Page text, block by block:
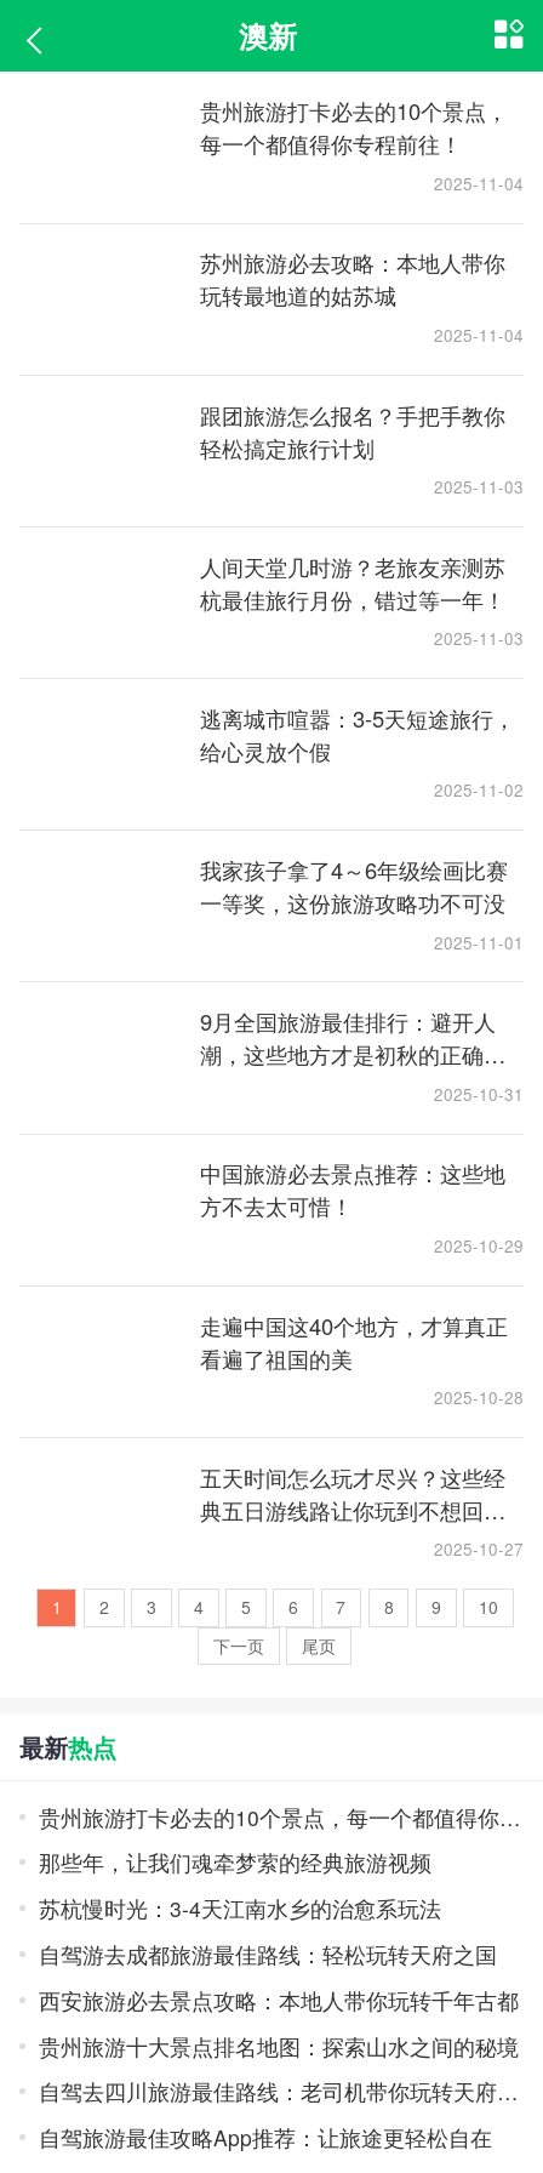
澳新
贵州旅游打卡必去的10个景点，
每一个都值得你专程前往！
2025-11-04
苏州旅游必去攻略：本地人带你
玩转最地道的姑苏城
2025-11-04
跟团旅游怎么报名？手把手教你
轻松搞定旅行计划
2025-11-03
人间天堂几时游？老旅友亲测苏
杭最佳旅行月份，错过等一年！
2025-11-03
逃离城市喧嚣：3-5天短途旅行，
给心灵放个假
2025-11-02
我家孩子拿了4～6年级绘画比赛
一等奖，这份旅游攻略功不可没
2025-11-01
9月全国旅游最佳排行：避开人
潮，这些地方才是初秋的正确打
2025-10-31
中国旅游必去景点推荐：这些地
方不去太可惜！
2025-10-29
走遍中国这40个地方，才算真正
看遍了祖国的美
2025-10-28
五天时间怎么玩才尽兴？这些经
典五日游线路让你玩到不想回
2025-10-27
1 2 3 4 5 6 7 8 9
10
下一页
尾页
最新热点
贵州旅游打卡必去的10个景点，每一个都值得你专程前往！
那些年，让我们魂牵梦萦的经典旅游视频
苏杭慢时光：3-4天江南水乡的治愈系玩法
自驾游去成都旅游最佳路线：轻松玩转天府之国
西安旅游必去景点攻略：本地人带你玩转千年古都
贵州旅游十大景点排名地图：探索山水之间的秘境
自驾去四川旅游最佳路线：老司机带你玩转天府之国
自驾旅游最佳攻略App推荐：让旅途更轻松自在